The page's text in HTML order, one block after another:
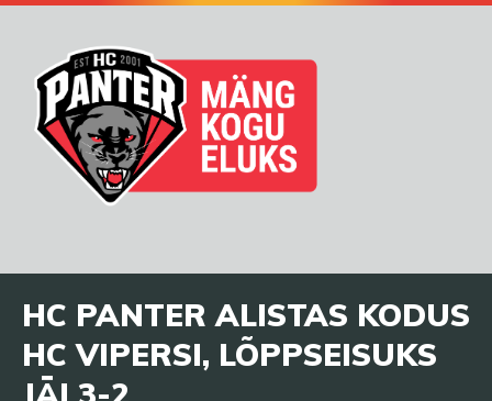
HC PANTER ALISTAS KODUS
HC VIPERSI, LÕPPSEISUKS